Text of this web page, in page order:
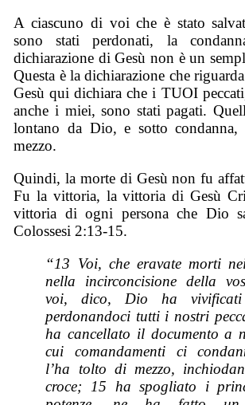
A ciascuno di voi che è stato
sono stati perdonati, la
dichiarazione di Gesù non è un
Questa è la dichiarazione che
Gesù qui dichiara che i TUOI
anche i miei, sono stati pagati.
lontano da Dio, e sotto
mezzo.
Quindi, la morte di Gesù non fu
Fu la vittoria, la vittoria di Gesù
vittoria di ogni persona che Dio
Colossesi 2:13-15.
“13 Voi, che eravate morti
nella incirconcisione della
voi, dico, Dio ha
perdonandoci tutti i nostri
ha cancellato il documento a
cui comandamenti ci
l’ha tolto di mezzo,
croce; 15 ha spogliato i